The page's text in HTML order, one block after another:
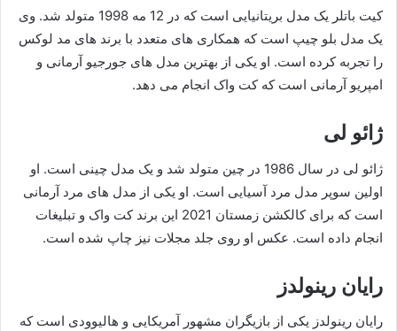
کیت باتلر یک مدل بریتانیایی است که در 12 مه 1998 متولد شد. وی
یک مدل بلو چیپ است که همکاری های متعدد با برند های مد لوکس
را تجربه کرده است. او یکی از بهترین مدل های جورجیو آرمانی و
امپریو آرمانی است که کت واک انجام می دهد.
ژائو لی
ژائو لی در سال 1986 در چین متولد شد و یک مدل چینی است. او
اولین سوپر مدل مرد آسیایی است. او یکی از مدل های مرد آرمانی
است که برای کالکشن زمستان 2021 این برند کت واک و تبلیغات
انجام داده است. عکس او روی جلد مجلات نیز چاپ شده است.
رایان رینولدز
رایان رینولدز یکی از بازیگران مشهور آمریکایی و هالیوودی است که